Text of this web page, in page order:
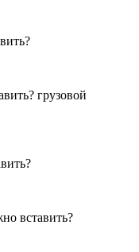
грузовой
вставить?